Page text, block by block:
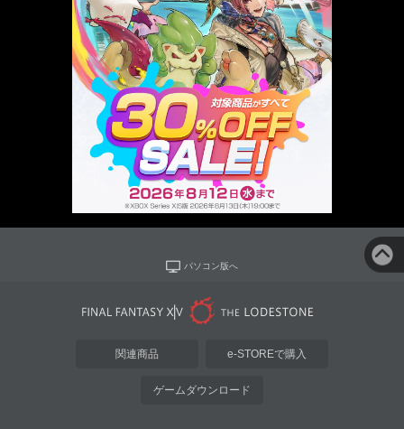
パソコン版へ
関連商品 e-STOREで購入
ゲームダウンロード